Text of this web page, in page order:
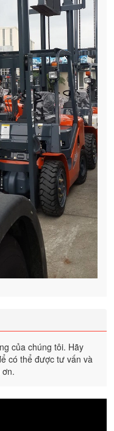
của chúng tôi. Hãy
có thể được tư vấn và